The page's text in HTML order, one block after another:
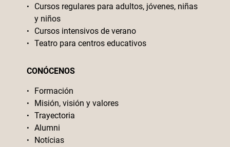
Cursos regulares para adultos, jóvenes, niñas
y niños
Cursos intensivos de verano
Teatro para centros educativos
CONÓCENOS
Formación
Misión, visión y valores
Trayectoria
Alumni
Notícias